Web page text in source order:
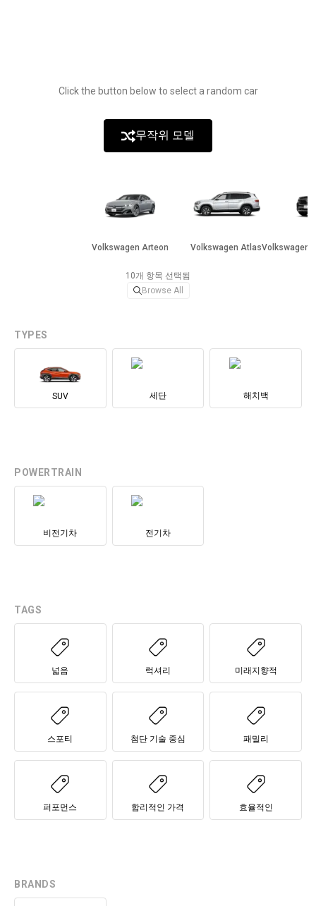
Click the button below to select a random car
무작위 모델
Volkswagen Arteon Volkswagen AtlasVolkswagen
10개 항목 선택됨
Browse All
TYPES
SUV 세단 해치백
POWERTRAIN
비전기차 전기차
TAGS
넓음 럭셔리 미래지향적
스포티 첨단 기술 중심 패밀리
퍼포먼스 합리적인 가격 효율적인
BRANDS